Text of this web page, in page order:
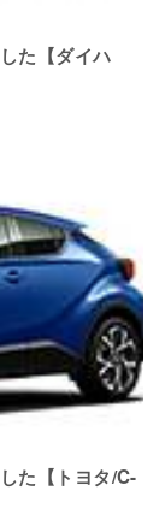
た【ダイハ
た【トヨタ/C-